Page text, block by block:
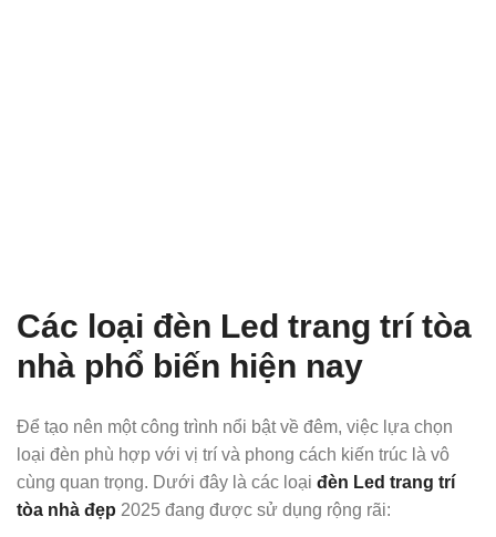
Các loại đèn Led trang trí tòa
nhà phổ biến hiện nay
Để tạo nên một công trình nổi bật về đêm, việc lựa chọn
loại đèn phù hợp với vị trí và phong cách kiến trúc là vô
cùng quan trọng. Dưới đây là các loại đèn Led trang trí
tòa nhà đẹp 2025 đang được sử dụng rộng rãi: